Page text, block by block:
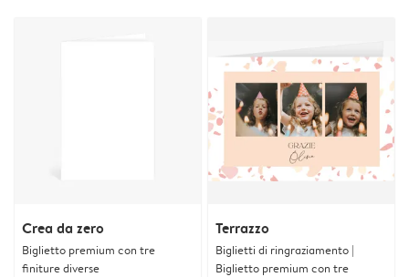
Crea da zero
Biglietto premium con tre
finiture diverse
Terrazzo
Biglietti di ringraziamento |
Biglietto premium con tre